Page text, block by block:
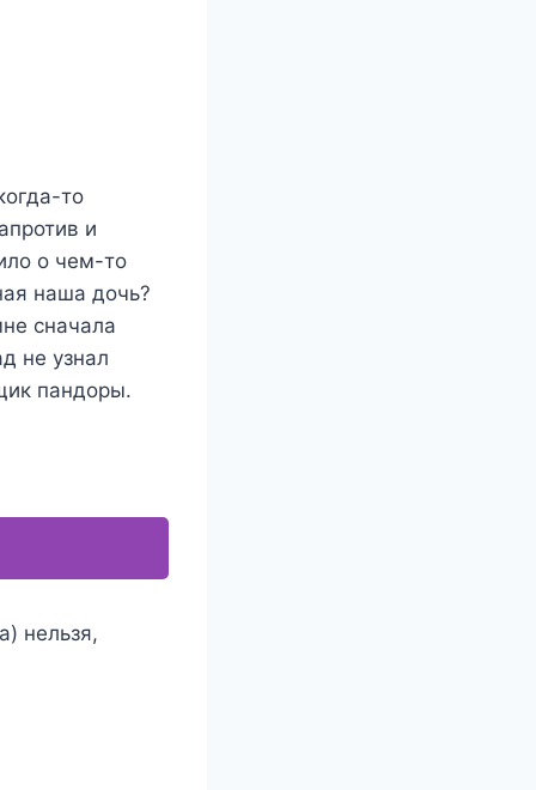
то
и
о чем-то
наша дочь?
сначала
не узнал
пандоры.
нельзя,